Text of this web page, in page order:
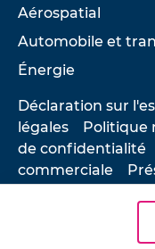
Aérospatial
Automobile et
Énergie
Déclaration sur
légales
Politique
de confidentialité
commerciale